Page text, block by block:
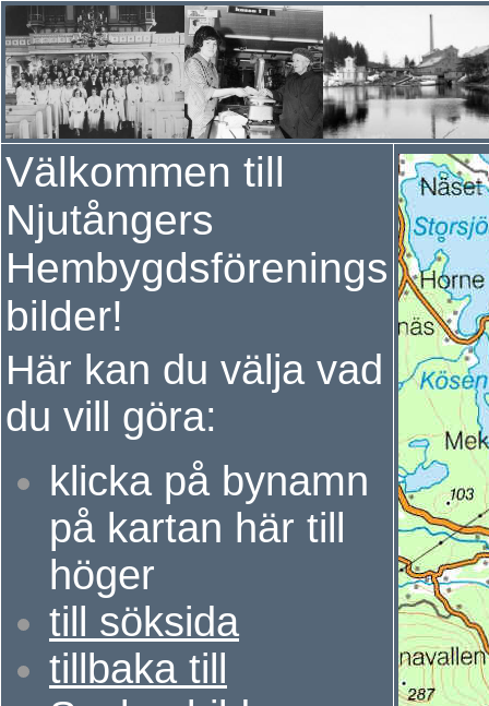
Välkommen till
Njutångers
Hembygdsförenings
bilder!
Här kan du välja vad
du vill göra:
k licka på bynamn
på kartan här till
höger
till söksida
tillbaka till